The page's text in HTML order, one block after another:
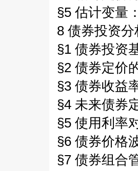
§5 估计变量
8 债券投资
§1 债券投资
§2 债券定价
§3 债券收益
§4 未来债券
§5 使用利率
§6 债券价格
§7 债券组合